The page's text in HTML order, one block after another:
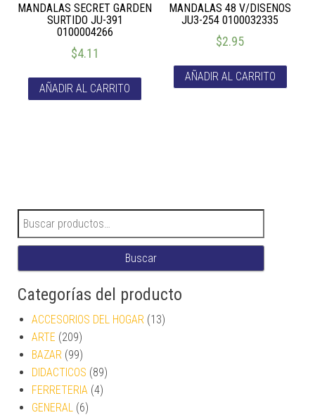
MANDALAS SECRET GARDEN
SURTIDO JU-391
0100004266
$4.11
AÑADIR AL CARRITO
MANDALAS 48 V/DISENOS
JU3-254 0100032335
$2.95
AÑADIR AL CARRITO
Buscar por:
Buscar
Categorías del producto
ACCESORIOS DEL HOGAR (13)
ARTE (209)
BAZAR (99)
DIDACTICOS (89)
FERRETERIA (4)
GENERAL (6)